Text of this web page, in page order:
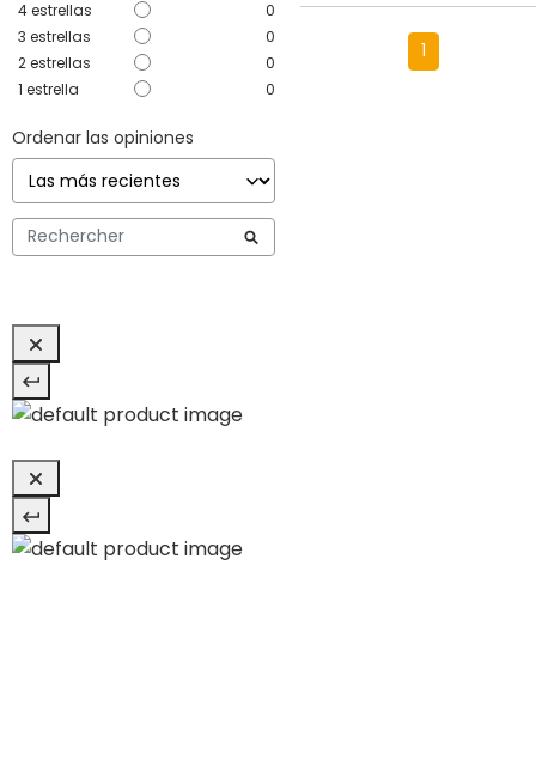
4estrellas
0
3 estrellas
0
2estrellas
0
1 estrella 0
Ordenar las opiniones
1